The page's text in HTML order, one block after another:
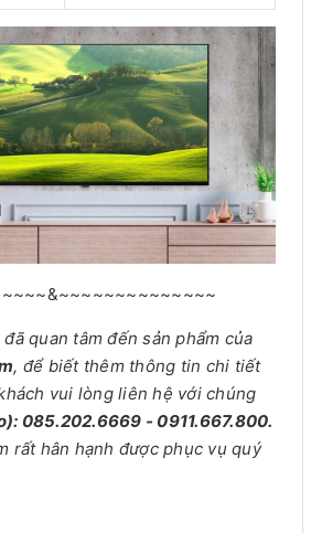
quan tâm đến sản phẩm của
, để biết thêm thông tin chi tiết
vui lòng liên hệ với chúng
085.202.6669 - 0911.667.800.
rất hân hạnh được phục vụ quý